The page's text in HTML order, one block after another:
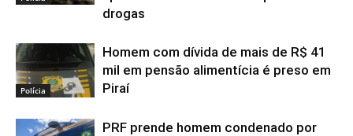
drogas
Polícia
Homem com dívida de mais de R$ 41
mil em pensão alimentícia é preso em
Piraí
PRF prende homem condenado por